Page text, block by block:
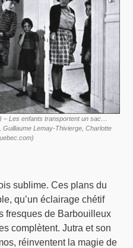
– Les enfants transportent un sac…
Lemay-Thivierge, Charlotte
sublime. Ces plans du
qu’un éclairage chétif
fresques de Barbouilleux
complètent. Jutra et son
réinventent la magie de